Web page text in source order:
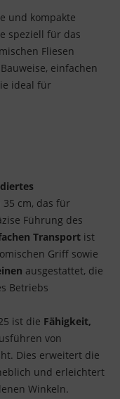
und kompakte
speziell für das
Fliesen
einfachen
ideal für
cm, das für
Führung des
Transport ist
Griff sowie
ausgestattet, die
Betriebs
ist die Fähigkeit,
von
Dies erweitert die
und erleichtert
Winkeln.